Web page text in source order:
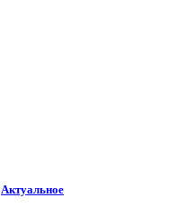
Актуальное